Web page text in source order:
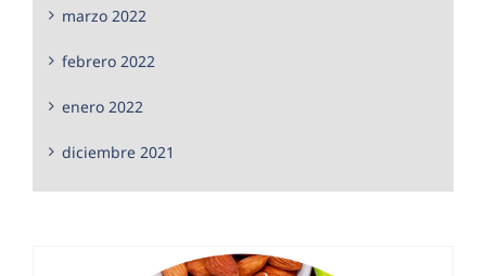
marzo 2022
febrero 2022
enero 2022
diciembre 2021